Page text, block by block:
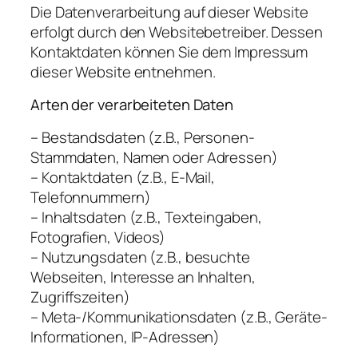
Die Datenverarbeitung auf dieser Website
erfolgt durch den Websitebetreiber. Dessen
Kontaktdaten können Sie dem Impressum
dieser Website entnehmen.
Arten der verarbeiteten Daten
– Bestandsdaten (z.B., Personen-
Stammdaten, Namen oder Adressen)
– Kontaktdaten (z.B., E-Mail,
Telefonnummern)
– Inhaltsdaten (z.B., Texteingaben,
Fotografien, Videos)
– Nutzungsdaten (z.B., besuchte
Webseiten, Interesse an Inhalten,
Zugriffszeiten)
– Meta-/Kommunikationsdaten (z.B., Geräte-
Informationen, IP-Adressen)